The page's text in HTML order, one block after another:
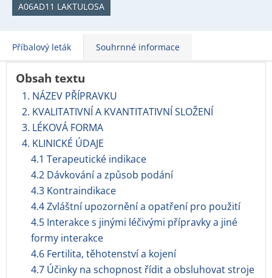
A06AD11 LAKTULOSA
Příbalový leták Souhrnné informace
Obsah textu
1. NÁZEV PŘÍPRAVKU
2. KVALITATIVNÍ A KVANTITATIVNÍ SLOŽENÍ
3. LÉKOVÁ FORMA
4. KLINICKÉ ÚDAJE
4.1 Terapeutické indikace
4.2 Dávkování a způsob podání
4.3 Kontraindikace
4.4 Zvláštní upozornění a opatření pro použití
4.5 Interakce s jinými léčivými přípravky a jiné
formy interakce
4.6 Fertilita, těhotenství a kojení
4.7 Účinky na schopnost řídit a obsluhovat stroje